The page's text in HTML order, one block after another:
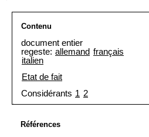
Contenu
document entier
regeste: allemand français
italien
Etat de fait
Considérants 1 2
Références